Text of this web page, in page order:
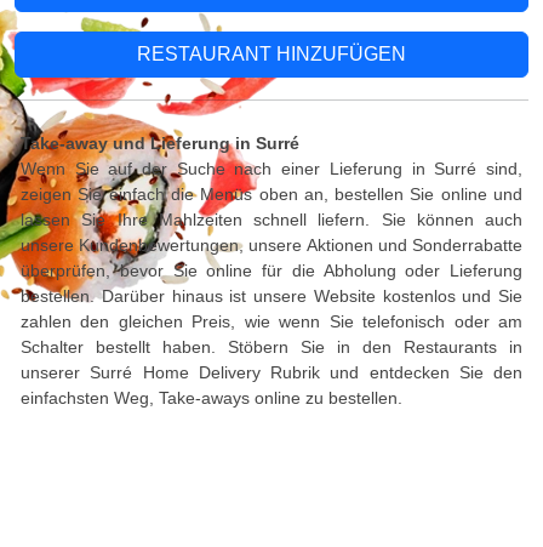
RESTAURANT HINZUFÜGEN
Take-away und Lieferung in Surré
Wenn Sie auf der Suche nach einer Lieferung in Surré sind,
zeigen Sie einfach die Menüs oben an, bestellen Sie online und
lassen Sie Ihre Mahlzeiten schnell liefern. Sie können auch
unsere Kundenbewertungen, unsere Aktionen und Sonderrabatte
überprüfen, bevor Sie online für die Abholung oder Lieferung
bestellen. Darüber hinaus ist unsere Website kostenlos und Sie
zahlen den gleichen Preis, wie wenn Sie telefonisch oder am
Schalter bestellt haben. Stöbern Sie in den Restaurants in
unserer Surré Home Delivery Rubrik und entdecken Sie den
einfachsten Weg, Take-aways online zu bestellen.